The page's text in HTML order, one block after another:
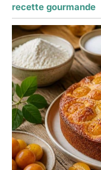
recette gourmande